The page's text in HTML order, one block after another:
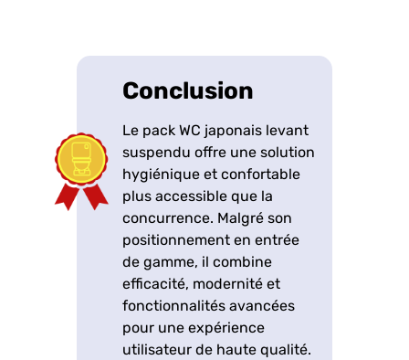
Conclusion
Le pack WC japonais levant
suspendu offre une solution
hygiénique et confortable
plus accessible que la
concurrence. Malgré son
positionnement en entrée
de gamme, il combine
efficacité, modernité et
fonctionnalités avancées
pour une expérience
utilisateur de haute qualité.